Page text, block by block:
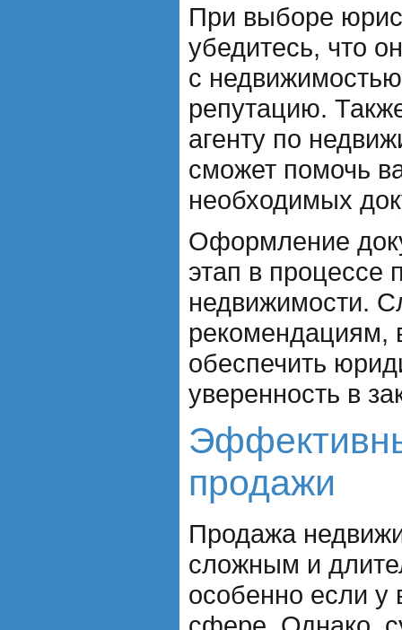
При выборе
убедитесь, что
с
репутацию.
агенту по
сможет помочь
необходимых
Оформление
этап в процессе
недвижимости.
рекомендациям,
обеспечить
уверенность в
продажи
Продажа
сложным и
особенно если у